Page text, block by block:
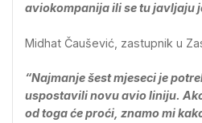
aviokompanija ili se tu javljaju
Midhat Čaušević, zastupnik u
“Najmanje šest mjeseci je
uspostavili novu avio liniju.
od toga će proći, znamo mi